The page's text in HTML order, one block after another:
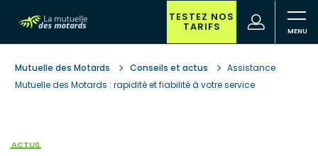
contenu
principal recherche
TESTEZ NOS
TARIFS
(nouvelle
fenêtre)
Mutuelle des Motards Conseils et actus
Assistance
Mutuelle des Motards : rapidité et fiabilité à votre service
ACTUS